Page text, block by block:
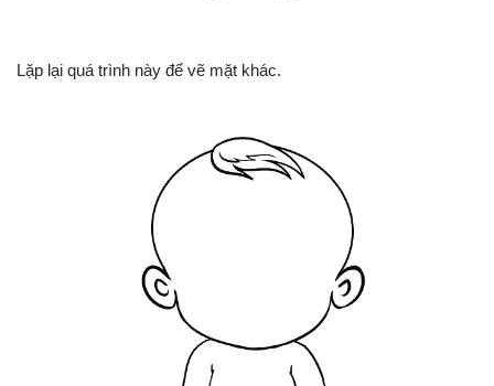
Lặp lại quá trình này để vẽ mặt khác.